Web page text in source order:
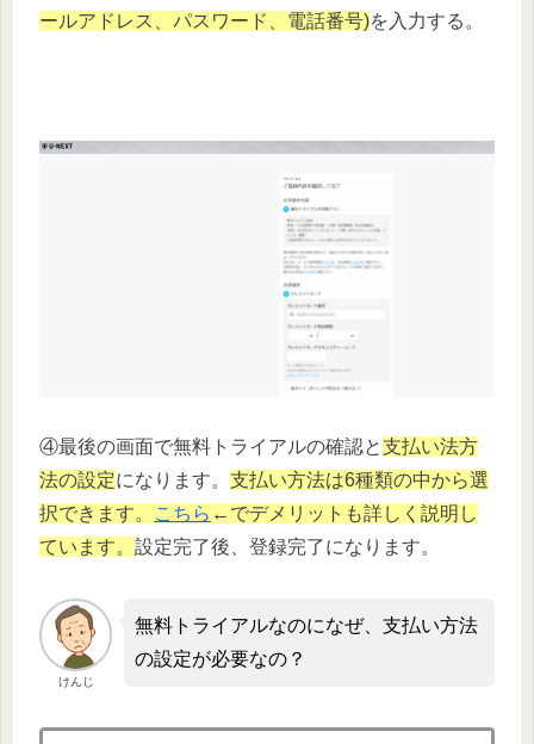
ールアドレス、パスワード、電話番号)を入力する。
④最後の画面で無料トライアルの確認と支払い法方
法の設定になります。 支払い方法は6種類の中から選
択できます。
こちら ←でデメリットも詳しく説明し
ています。 設定完了後、登録完了になります。
けんじ
無料トライアルなのになぜ、支払い方法
の設定が必要なの？